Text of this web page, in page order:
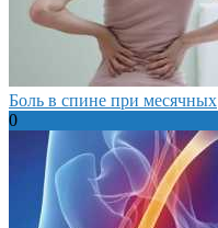
Боль в спине при месячных
0